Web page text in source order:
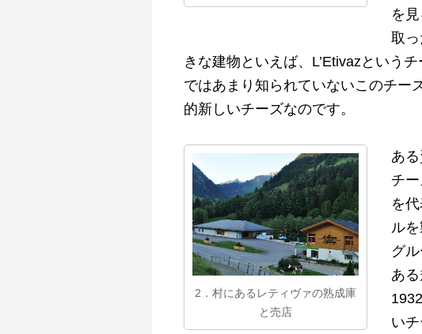
を
取
きな建物といえば、L’Etivazという
ではあまり知られていないこのチー
的新しいチーズなのです。
2．村にあるレティヴァの熟成庫
と売店
あ
チ
を
ル
グ
あ
い